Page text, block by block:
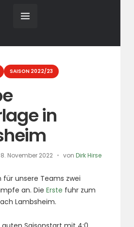
SAISON 2022/23
in
8. November 2022 vonDirk Hirse
für unsere Teams zwei
an. DieErste fuhr zum
Lambsheim.